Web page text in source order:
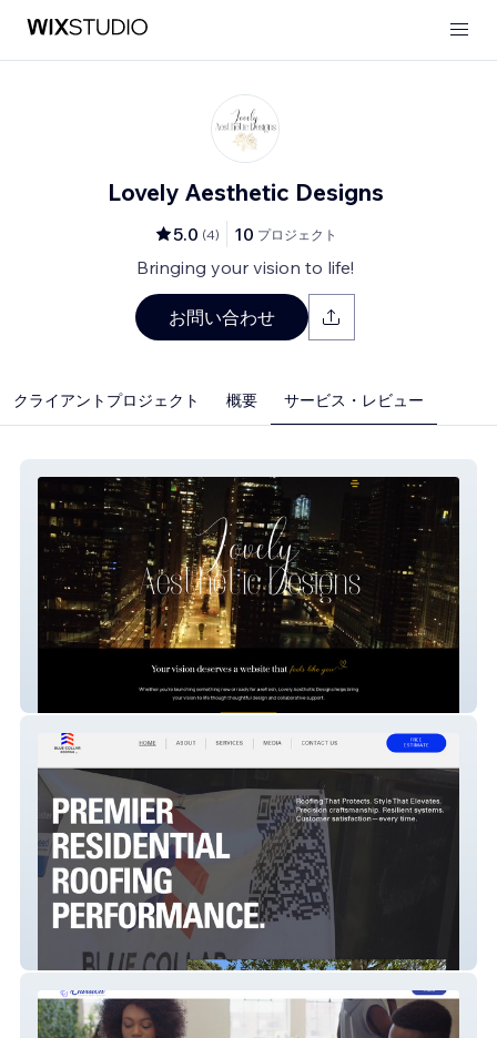
Lovely Aesthetic Designs
5.0 (4) 10 プロジェクト
Bringing your vision to life!
お問い合わせ
クライアントプロジェクト 概要 サービス・レビュー
Lovely Aesthetics
Blue Collar Roofing